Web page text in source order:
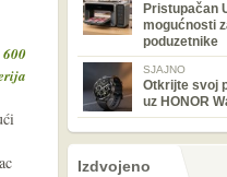
600
Pristupačan
mogućnosti
poduzetnike
SJAJNO
Otkrijte svoj
uz HONOR
nema prethodne stranice
sljedećeIzdvojeno